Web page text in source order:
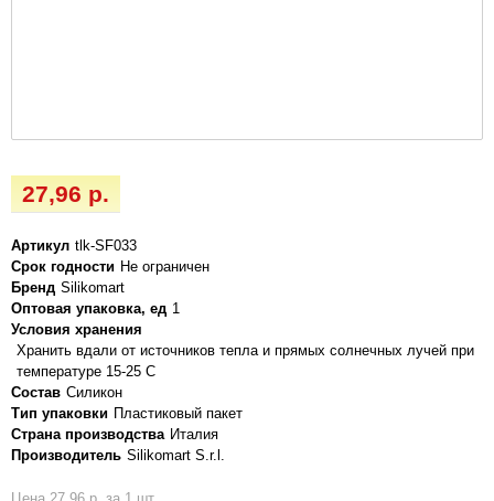
27,96 р.
Артикул tlk-SF033
Срок годности Не ограничен
Бренд Silikomart
Оптовая упаковка, ед 1
Условия хранения
Хранить вдали от источников тепла и прямых солнечных лучей при
температуре 15-25 С
Состав Силикон
Тип упаковки Пластиковый пакет
Страна производства Италия
Производитель Silikomart S.r.l.